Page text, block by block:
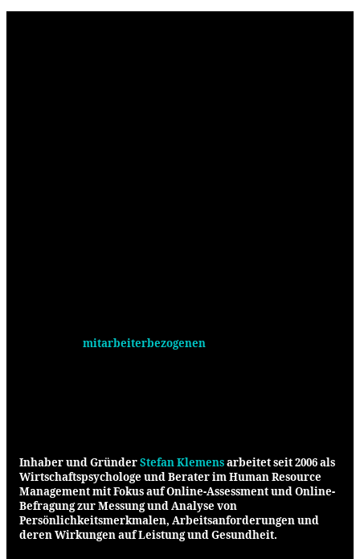
mitarbeiterbezogenen
Inhaber und GründerStefan Klemensarbeitet seit 2006 als
Wirtschaftspsychologe und Berater im Human Resource
Management mit Fokus auf Online-Assessment und Online-
Befragung zur Messung und Analyse von
Persönlichkeitsmerkmalen, Arbeitsanforderungen und
deren Wirkungen auf Leistung und Gesundheit.